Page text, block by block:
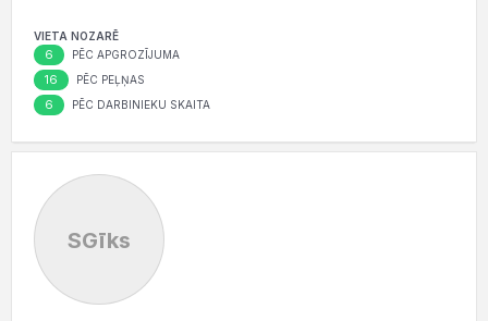
VIETA NOZARĒ
6 PĒC APGROZĪJUMA
16 PĒC PEĻŅAS
6 PĒC DARBINIEKU SKAITA
SGīks